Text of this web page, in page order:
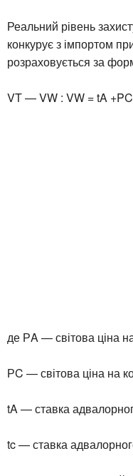
Реальний рівень
конкурує з імпортом
розраховується за
VT — VW : VW = tA
де РA — світова ціна
РC — світова ціна на
tA — ставка
tc — ставка